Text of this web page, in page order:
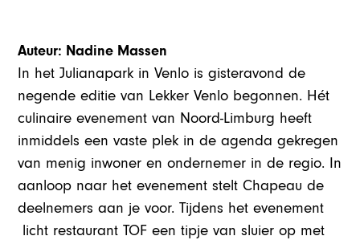
Auteur: Nadine Massen
In het Julianapark in Venlo is gisteravond de
negende editie van Lekker Venlo begonnen. Hét
culinaire evenement van Noord-Limburg heeft
inmiddels een vaste plek in de agenda gekregen
van menig inwoner en ondernemer in de regio. In
aanloop naar het evenement stelt Chapeau de
deelnemers aan je voor. Tijdens het evenement
licht restaurant TOF een tipje van sluier op met